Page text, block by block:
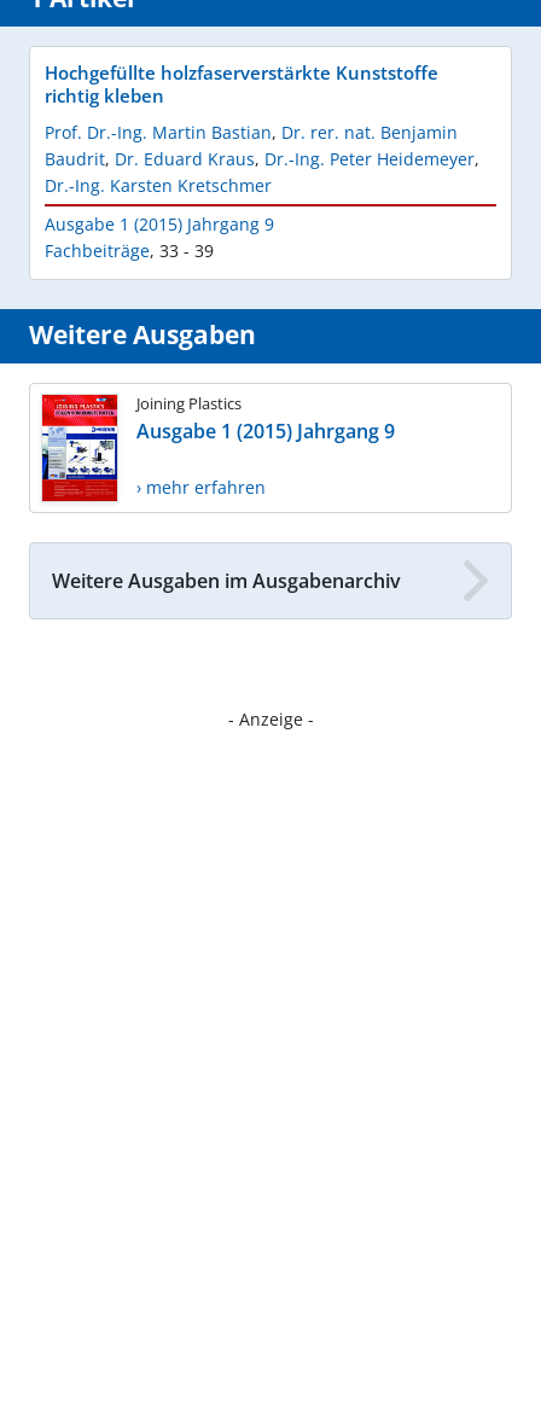
Hochgefüllte holzfaserverstärkte Kunststoffe
richtig kleben
Prof. Dr.-Ing. Martin Bastian, Dr. rer. nat. Benjamin
Baudrit, Dr. Eduard Kraus, Dr.-Ing. Peter Heidemeyer,
Dr.-Ing. Karsten Kretschmer
Ausgabe 1 (2015) Jahrgang 9
Fachbeiträge, 33 - 39
Weitere Ausgaben
Joining Plastics
Ausgabe 1 (2015) Jahrgang 9
› mehr erfahren
Weitere Ausgaben im Ausgabenarchiv
- Anzeige -